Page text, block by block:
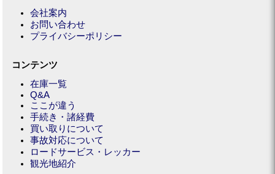
会社案内
お問い合わせ
プライバシーポリシー
コンテンツ
在庫一覧
Q&A
ここが違う
手続き・諸経費
買い取りについて
事故対応について
ロードサービス・レッカー
観光地紹介